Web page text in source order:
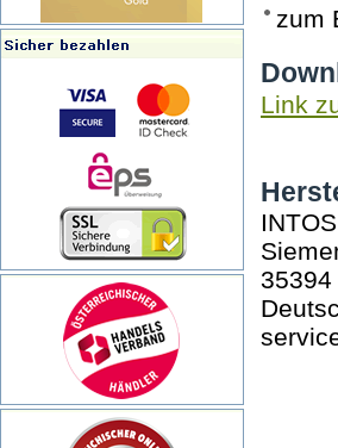
zum
Link
35394